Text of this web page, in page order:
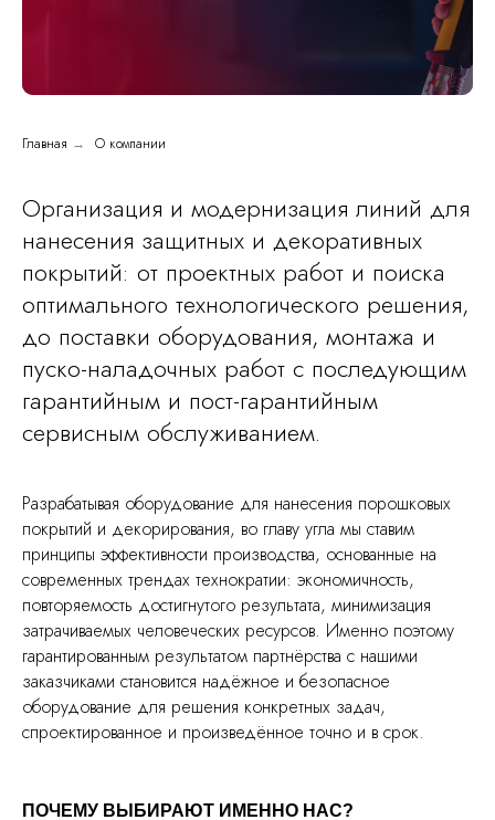
Главная → О компании
Организация и модернизация линий для
нанесения защитных и декоративных
покрытий: от проектных работ и поиска
оптимального технологического решения,
до поставки оборудования, монтажа и
пуско-наладочных работ с последующим
гарантийным и пост-гарантийным
сервисным обслуживанием.
Разрабатывая оборудование для нанесения порошковых
покрытий и декорирования, во главу угла мы ставим
принципы эффективности производства, основанные на
современных трендах технократии: экономичность,
повторяемость достигнутого результата, минимизация
затрачиваемых человеческих ресурсов. Именно поэтому
гарантированным результатом партнёрства с нашими
заказчиками становится надёжное и безопасное
оборудование для решения конкретных задач,
спроектированное и произведённое точно и в срок.
ПОЧЕМУ ВЫБИРАЮТ ИМЕННО НАС?